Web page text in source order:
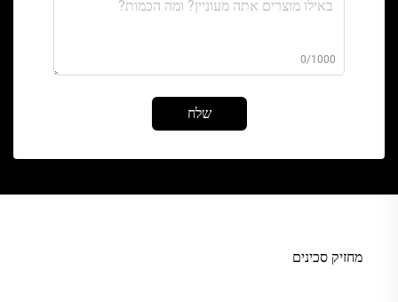
0/1000
שלח
מחזיק סכינים